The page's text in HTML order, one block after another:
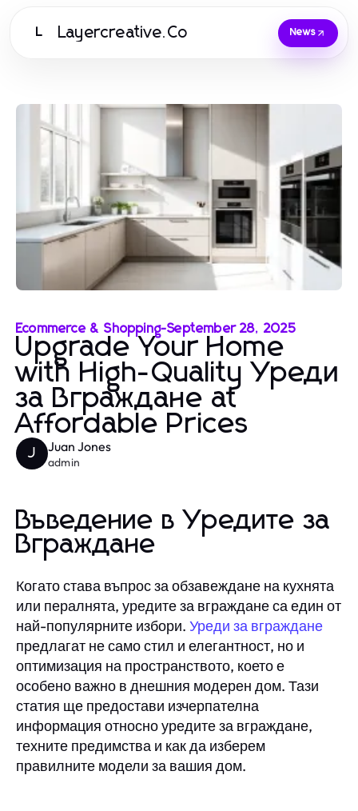
L Layercreative.Co News
Ecommerce & Shopping-September 28, 2025
Upgrade Your Home
with High-Quality Уреди
за Вграждане at
Affordable Prices
J Juan Jones
admin
Въведение в Уредите за
Вграждане
Когато става въпрос за обзавеждане на кухнята
или пералнята, уредите за вграждане са един от
най-популярните избори. Уреди за вграждане
предлагат не само стил и елегантност, но и
оптимизация на пространството, което е
особено важно в днешния модерен дом. Тази
статия ще предостави изчерпателна
информация относно уредите за вграждане,
техните предимства и как да изберем
правилните модели за вашия дом.